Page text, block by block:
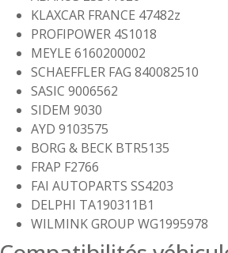
KLAXCAR FRANCE 47482z
PROFIPOWER 4S1018
MEYLE 6160200002
SCHAEFFLER FAG 840082510
SASIC 9006562
SIDEM 9030
AYD 9103575
BORG & BECK BTR5135
FRAP F2766
FAI AUTOPARTS SS4203
DELPHI TA190311B1
WILMINK GROUP WG1995978